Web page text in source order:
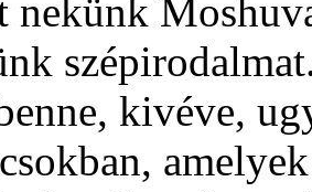
nekünk
kivéve,